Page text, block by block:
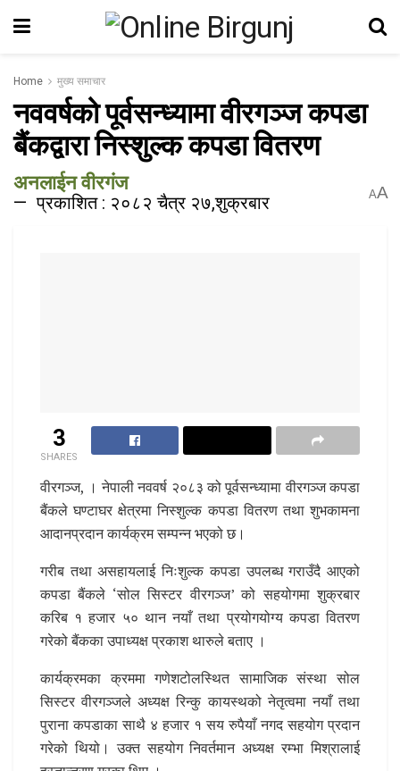
Home मुख्य समाचार
नववर्षको पूर्वसन्ध्यामा वीरगञ्ज कपडा
बैंकद्वारा निस्शुल्क कपडा वितरण
अनलाईन वीरगंज
प्रकाशित : २०८२ चैत्र २७,शुक्रबार AA
3
SHARES
वीरगञ्ज, । नेपाली नववर्ष २०८३ को पूर्वसन्ध्यामा वीरगञ्ज कपडा
बैंकले घण्टाघर क्षेत्रमा निस्शुल्क कपडा वितरण तथा शुभकामना
आदानप्रदान कार्यक्रम सम्पन्न भएको छ।
गरीब तथा असहायलाई निःशुल्क कपडा उपलब्ध गराउँदै आएको
कपडा बैंकले ‘सोल सिस्टर वीरगञ्ज’ को सहयोगमा शुक्रबार
करिब १ हजार ५० थान नयाँ तथा प्रयोगयोग्य कपडा वितरण
गरेको बैंकका उपाध्यक्ष प्रकाश थारुले बताए ।
कार्यक्रमका क्रममा गणेशटोलस्थित सामाजिक संस्था सोल
सिस्टर वीरगञ्जले अध्यक्ष रिन्कु कायस्थको नेतृत्वमा नयाँ तथा
पुराना कपडाका साथै ४ हजार १ सय रुपैयाँ नगद सहयोग प्रदान
गरेको थियो। उक्त सहयोग निवर्तमान अध्यक्ष रम्भा मिश्रालाई